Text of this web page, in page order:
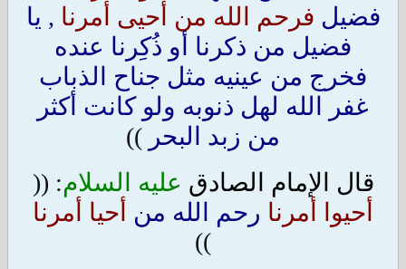
فضيل فرحم الله من أحيى أمرنا , يا
فضيل من ذكرنا أو ذُكِرنا عنده
فخرج من عينيه مثل جناح الذباب
غفر الله لهل ذنوبه ولو كانت أكثر
من زبد البحر ))
قال الإمام الصادق عليه السلام: ((
أحيوا أمرنا رحم الله من أحيا أمرنا
))